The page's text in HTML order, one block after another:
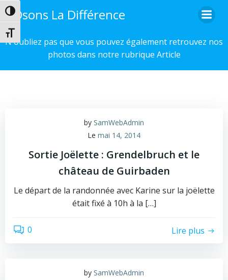
Passer en contraste élevé
Changer la taille de la police
au
Osons La Différence
N'oubliez pas que vous pouvez également retrouvez nos
photos dans notre rubrique Article
by SamWebAdmin
Le mai 14, 2014
Sortie Joëlette : Grendelbruch et le
château de Guirbaden
Le départ de la randonnée avec Karine sur la joëlette
était fixé à 10h à la […]
0 Lire plus
by SamWebAdmin